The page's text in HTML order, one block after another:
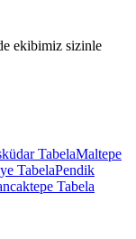
ekibimiz sizinle
TabelaMaltepe
TabelaPendik
Tabela